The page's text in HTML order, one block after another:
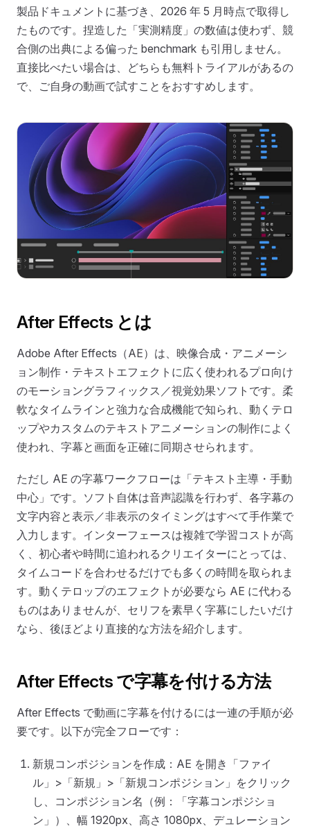
製品ドキュメントに基づき、2026 年 5 月時点で取得し
たものです。捏造した「実測精度」の数値は使わず、競
合側の出典による偏った benchmark も引用しません。
直接比べたい場合は、どちらも無料トライアルがあるの
で、ご自身の動画で試すことをおすすめします。
After Effects とは
Adobe After Effects（AE）は、映像合成・アニメーシ
ョン制作・テキストエフェクトに広く使われるプロ向け
のモーショングラフィックス／視覚効果ソフトです。柔
軟なタイムラインと強力な合成機能で知られ、動くテロ
ップやカスタムのテキストアニメーションの制作によく
使われ、字幕と画面を正確に同期させられます。
ただし AE の字幕ワークフローは「テキスト主導・手動
中心」です。ソフト自体は音声認識を行わず、各字幕の
文字内容と表示／非表示のタイミングはすべて手作業で
入力します。インターフェースは複雑で学習コストが高
く、初心者や時間に追われるクリエイターにとっては、
タイムコードを合わせるだけでも多くの時間を取られま
す。動くテロップのエフェクトが必要なら AE に代わる
ものはありませんが、セリフを素早く字幕にしたいだけ
なら、後ほどより直接的な方法を紹介します。
After Effects で字幕を付ける方法
After Effects で動画に字幕を付けるには一連の手順が必
要です。以下が完全フローです：
新規コンポジションを作成：AE を開き「ファイ
ル」>「新規」>「新規コンポジション」をクリック
し、コンポジション名（例：「字幕コンポジショ
ン」）、幅 1920px、高さ 1080px、デュレーション